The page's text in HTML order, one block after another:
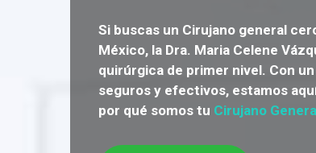
Si buscas un Cirujano general
México, la Dra. Maria Celene
quirúrgica de primer nivel. Con
seguros y efectivos, estamos
por qué somos tu Cirujano